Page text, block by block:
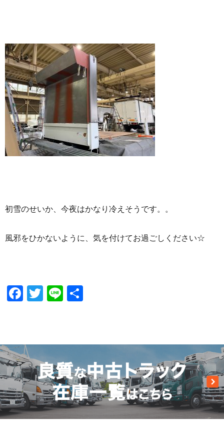
初雪のせいか、今夜はかなり冷えそうです。。
風邪をひかないように、気を付けてお過ごしください☆
Facebook
Twitter
Line